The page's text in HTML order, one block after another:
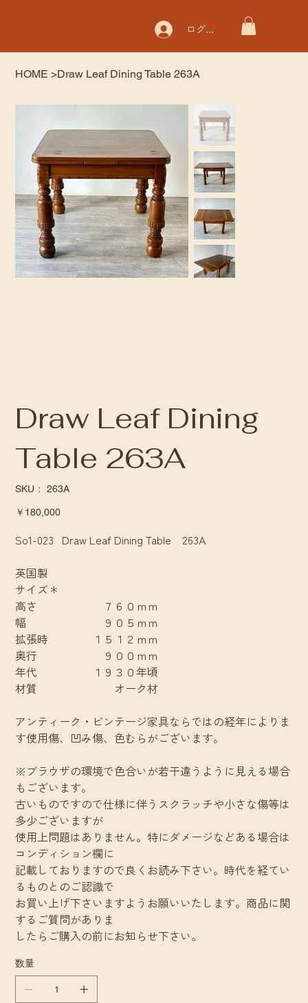
ログイン
HOME >Draw Leaf Dining Table 263A
Draw Leaf Dining
Table 263A
SKU：
SKU：
263A
価
￥180,000
So1-023 Draw Leaf Dining Table 263A
英国製
サイズ＊
高さ ７６０ｍｍ
幅 ９０５ｍｍ
拡張時 １５１２ｍｍ
奥行 ９００ｍｍ
年代 １９３０年頃
材質 オーク材
アンティーク・ビンテージ家具ならではの経年によりま
す使用傷、凹み傷、色むらがございます。
※ブラウザの環境で色合いが若干違うように見える場合
もございます。
古いものですので仕様に伴うスクラッチや小さな傷等は
多少ございますが
使用上問題はありません。特にダメージなどある場合は
コンディション欄に
記載しておりますので良くお読み下さい。時代を経てい
るものとのご認識で
お買い上げ下さいますようお願いいたします。商品に関
するご質問がありま
したらご購入の前にお知らせ下さい。
数量